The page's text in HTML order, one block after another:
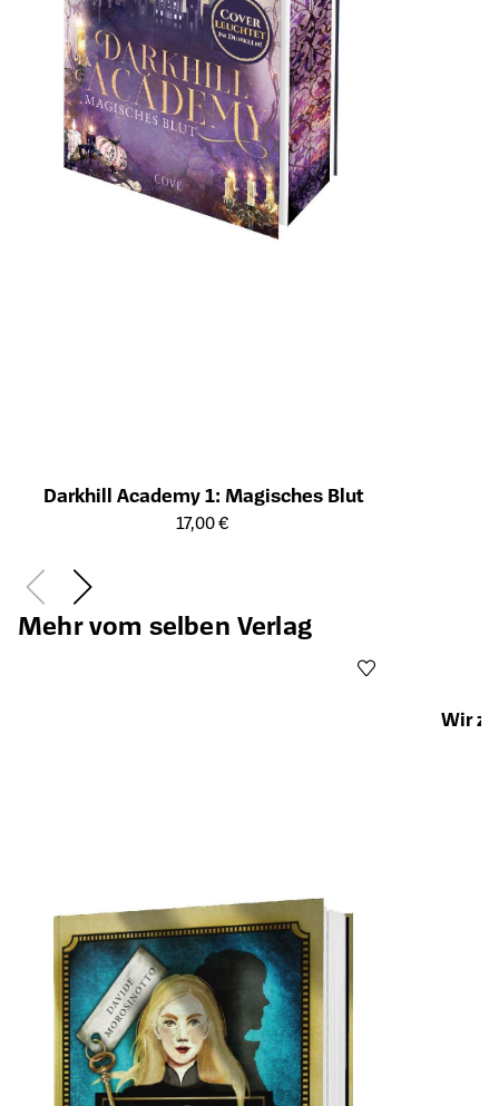
Darkhill Academy 1: Magisches Blut
Öffnet die Detailseite des Produkts
17,00 €
Mehr vom selben Verlag
Wir